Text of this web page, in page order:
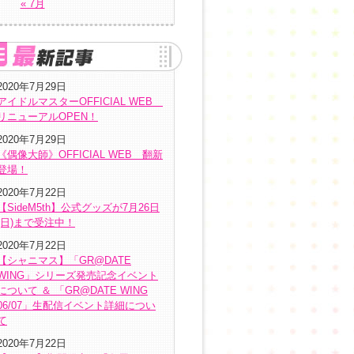
« 7月
年7月29日
イドルマスターOFFICIAL WEB
ニューアルOPEN！
年7月29日
偶像大師》OFFICIAL WEB 翻新
場！
年7月22日
SideM5th】公式グッズが7月26日
)まで受注中！
年7月22日
シャニマス】「GR@DATE
」シリーズ発売記念イベント
ついて ＆ 「GR@DATE WING
07」生配信イベント詳細につい
年7月22日